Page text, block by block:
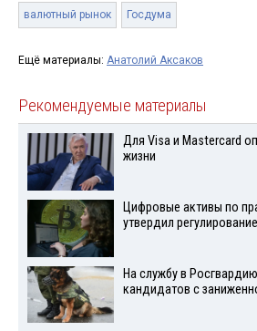
валютный рынок Госдума
Ещё материалы: Анатолий Аксаков
Рекомендуемые материалы
Для Visа и Mastercard
жизни
Цифровые активы по
утвердил
На службу в
кандидатов с